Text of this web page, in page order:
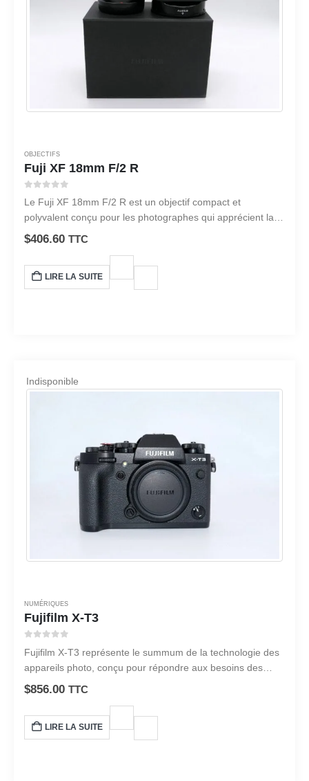
OBJECTIFS
Fuji XF 18mm F/2 R
Le Fuji XF 18mm F/2 R est un objectif compact et
polyvalent conçu pour les photographes qui apprécient la
portabilité et la qualité d’image.
$406.60 TTC
LIRE LA SUITE
Indisponible
NUMÉRIQUES
Fujifilm X-T3
Fujifilm X-T3 représente le summum de la technologie des
appareils photo, conçu pour répondre aux besoins des
photographes professionnels et des passionnés. le Fujifilm
X-T3 est un appareil photo remarquable.
$856.00 TTC
LIRE LA SUITE